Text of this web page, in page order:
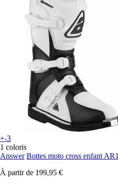
+-3
1 coloris
Answer Bottes moto cross enfant AR1
À partir de 199,95 €